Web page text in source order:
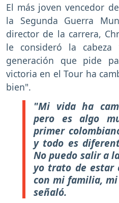
El más joven vencedor
la Segunda Guerra
director de la carrera,
le consideró la
generación que pide
victoria en el Tour ha
bien".
"Mi vida ha
pero es algo
primer
y todo es
No puedo salir a
yo trato de estar
con mi familia,
señaló.